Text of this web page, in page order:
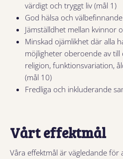
värdigt och tryggt liv (mål 1)
God hälsa och
Jämställdhet mellan kvinnor
Minskad ojämlikhet där alla
möjligheter oberoende av till
religion, funktionsvariation,
(mål 10)
Fredliga och inkluderande
Vårt effektmål
Våra effektmål är vägledande för